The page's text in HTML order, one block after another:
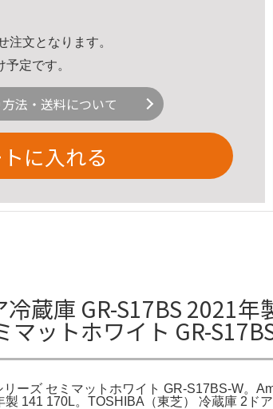
注文となります。
定です。
法・送料について
に入れる
蔵庫 GR-S17BS 2021
マットホワイト GR-
ーズ セミマットホワイト GR-S17BS-W。
141 170L。TOSHIBA（東芝） 冷蔵庫 2ド